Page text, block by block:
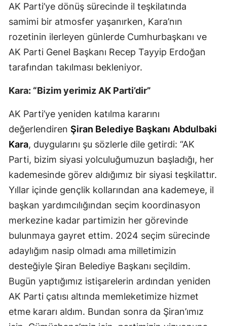
Kırklareli
Kırşehir
Kocaeli
Konya
Kütahya
Malatya
Manisa
Kahramanmaraş
Mardin
Muş
Nevşehir
Ordu
Rize
Sakarya
AK Parti’ye dönüş sürecinde il teşkilatında
samimi bir atmosfer yaşanırken, Kara’nın
rozetinin ilerleyen günlerde Cumhurbaşkanı ve
AK Parti Genel Başkanı Recep Tayyip Erdoğan
tarafından takılması bekleniyor.
Kara: “Bizim yerimiz AK Parti’dir”
AK Parti’ye yeniden katılma kararını
değerlendiren Şiran Belediye Başkanı Abdulbaki
Kara, duygularını şu sözlerle dile getirdi: “AK
Parti, bizim siyasi yolculuğumuzun başladığı, her
kademesinde görev aldığımız bir siyasi teşkilattır.
Yıllar içinde gençlik kollarından ana kademeye, il
başkan yardımcılığından seçim koordinasyon
merkezine kadar partimizin her görevinde
bulunmaya gayret ettim. 2024 seçim sürecinde
adaylığım nasip olmadı ama milletimizin
desteğiyle Şiran Belediye Başkanı seçildim.
Bugün yaptığımız istişarelerin ardından yeniden
AK Parti çatısı altında memleketimize hizmet
etme kararı aldım. Bundan sonra da Şiran’ımız